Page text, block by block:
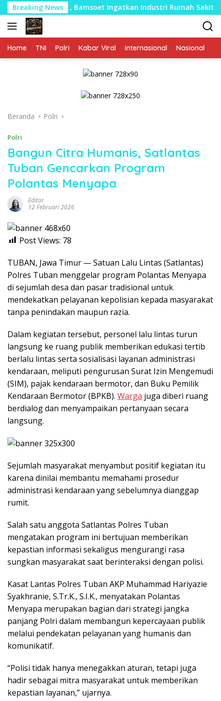
Langsung
ke
konten
Breaking News
, Bamsoet Ingatkan Industri Rumah Sakit Harus Adaptif
Home TNI Polri Kabar Viral Internasional Nasional
Beranda Polri
Polri
Bangun Citra Humanis, Satlantas
Tuban Gencarkan Program
Polantas Menyapa
Editor
12 Februari 2026
Post Views: 78
TUBAN, Jawa Timur — Satuan Lalu Lintas (Satlantas)
Polres Tuban menggelar program Polantas Menyapa
di sejumlah desa dan pasar tradisional untuk
mendekatkan pelayanan kepolisian kepada masyarakat
tanpa penindakan maupun razia.
Dalam kegiatan tersebut, personel lalu lintas turun
langsung ke ruang publik memberikan edukasi tertib
berlalu lintas serta sosialisasi layanan administrasi
kendaraan, meliputi pengurusan Surat Izin Mengemudi
(SIM), pajak kendaraan bermotor, dan Buku Pemilik
Kendaraan Bermotor (BPKB). Warga juga diberi ruang
berdialog dan menyampaikan pertanyaan secara
langsung.
Sejumlah masyarakat menyambut positif kegiatan itu
karena dinilai membantu memahami prosedur
administrasi kendaraan yang sebelumnya dianggap
rumit.
Salah satu anggota Satlantas Polres Tuban
mengatakan program ini bertujuan memberikan
kepastian informasi sekaligus mengurangi rasa
sungkan masyarakat saat berinteraksi dengan polisi.
Kasat Lantas Polres Tuban AKP Muhammad Hariyazie
Syakhranie, S.Tr.K., S.I.K., menyatakan Polantas
Menyapa merupakan bagian dari strategi jangka
panjang Polri dalam membangun kepercayaan publik
melalui pendekatan pelayanan yang humanis dan
komunikatif.
“Polisi tidak hanya menegakkan aturan, tetapi juga
hadir sebagai mitra masyarakat untuk memberikan
kepastian layanan,” ujarnya.